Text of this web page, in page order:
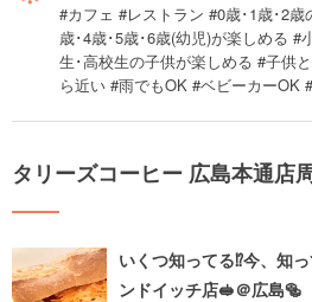
#カフェ #レストラン #0歳･1歳･2
歳･4歳･5歳･6歳(幼児)が楽しめる #
生･高校生の子供が楽しめる #子供
ら近い #雨でもOK #ベビーカーOK
タリーズコーヒー 広島本通店
いくつ知ってる⁉️今、知
ンドイッチ店🥪＠広島🥯